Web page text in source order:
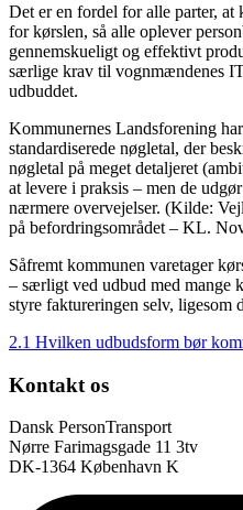
Det er en fordel for alle parter, at
for kørslen, så alle oplever
gennemskueligt og effektivt
særlige krav til vognmændenes
udbuddet.
Kommunernes Landsforening
standardiserede nøgletal, der
nøgletal på meget detaljeret
at levere i praksis – men de
nærmere overvejelser. (Kilde:
på befordringsområdet – KL.
Såfremt kommunen varetager
– særligt ved udbud med mange
styre faktureringen selv, ligesom
2.1 Hvilken udbudsform bør
Kontakt os
Dansk PersonTransport
Nørre Farimagsgade 11 3tv
DK-1364 København K